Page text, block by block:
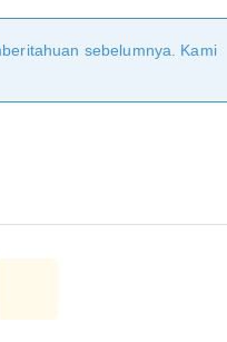
sebelumnya. Kami